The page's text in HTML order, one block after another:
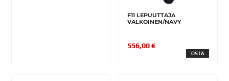
F11 LEPUUTTAJA
VALKOINEN/NAVY
556,00 €
OSTA